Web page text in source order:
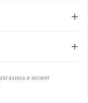
и может